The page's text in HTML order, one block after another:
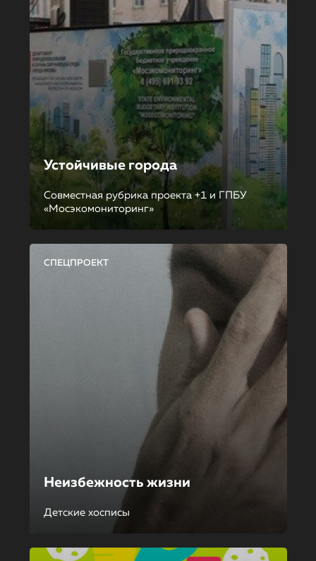
Устойчивые города
Совместная рубрика проекта +1 и ГПБУ
«Мосэкомониторинг»
СПЕЦПРОЕКТ
Неизбежность жизни
Детские хосписы